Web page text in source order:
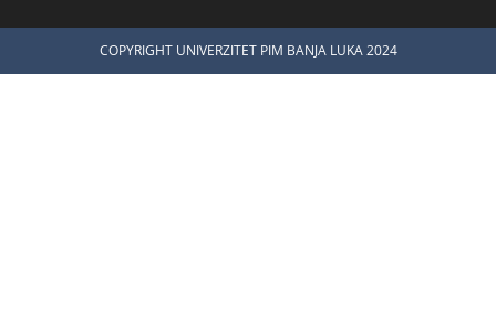
COPYRIGHT UNIVERZITET PIM BANJA LUKA 2024